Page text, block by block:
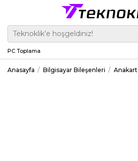
PC Toplama
Anasayfa Bilgisayar Bileşenleri Anakart